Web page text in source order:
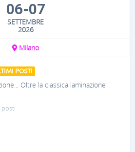
06-07
SETTEMBRE
2026
Milano
POSTI
Oltre la classica laminazione
posti